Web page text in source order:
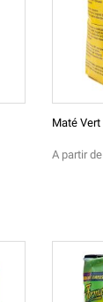
A partir de